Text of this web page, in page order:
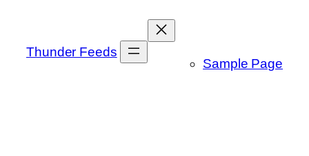
Thunder Feeds
Sample Page